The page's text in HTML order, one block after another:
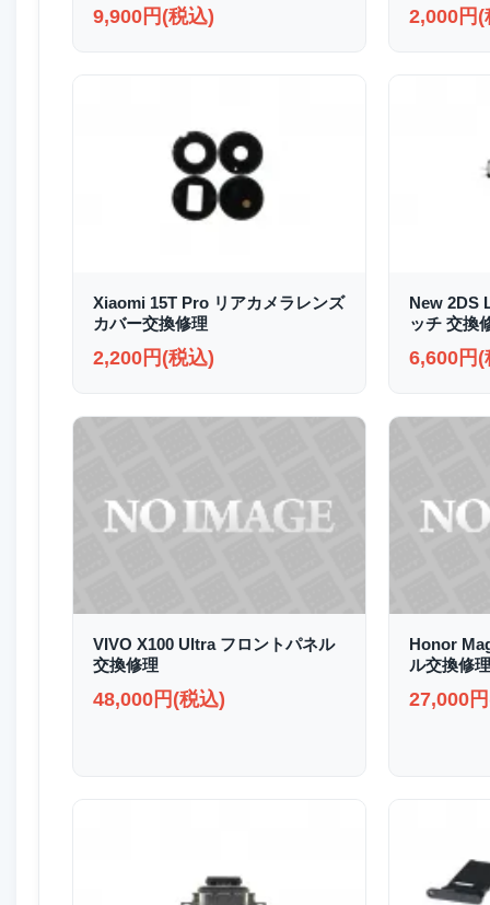
9,900円(税込) 2,000円(
Xiaomi 15T Pro リアカメラレンズ
カバー交換修理
2,200円(税込)
New 2DS
ッチ 交換
6,600円(
VIVO X100 Ultra フロントパネル
交換修理
48,000円(税込)
Honor
ル交換修
27,000